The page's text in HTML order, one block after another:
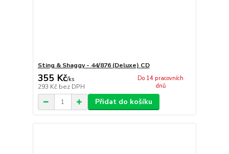
Sting & Shaggy - 44/876 (Deluxe) CD
355 Kč/ks
293 Kč bez DPH
Do 14 pracovních
dnů
Přidat do košíku